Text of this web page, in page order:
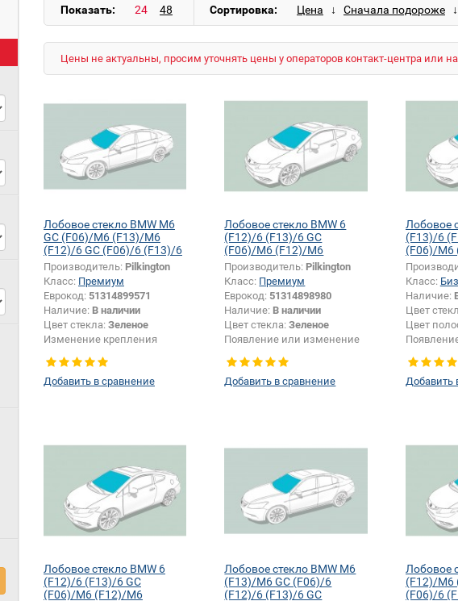
M6 (E63)
M6 (E64) M6 (F12) M6 (F13) M6 GC (F06) X1
X5 (E70)
X5 (F15) X5 M (E70) X6 (E71) X6 (F16) X6 M
Показать: Сортировка:
Цены не актуальны, просим уточнять цены у операторов контакт-центра или на
Лобовое стекло BMW M6
GC (F06)/M6 (F13)/M6
(F12)/6 GC (F06)/6 (F13)/6
(F12)
Производитель: Pilkington
Класс: Премиум
Еврокод: 51314899571
Наличие: В наличии
Цвет стекла: Зеленое
Изменение крепления
зеркала + шелкографии +
датчика:Да
Добавить в сравнение
Лобовое стекло BMW 6
(F12)/6 (F13)/6 GC
(F06)/M6 (F12)/M6
(F13)/M6 GC (F06)
Производитель: Pilkington
Класс: Премиум
Еврокод: 51314898980
Наличие: В наличии
Цвет стекла:Зеленое
Появление или изменение
шелкографии:
Добавить в сравнение
Лобовое
(F13)/6
(F06)/M6
GC (F06)
Класс:
Наличие:
Цвет
Цвет
Добавить
Лобовое стекло BMW 6
(F12)/6 (F13)/6 GC
(F06)/M6 (F12)/M6
Лобовое стекло BMW M6
(F13)/M6 GC (F06)/6
(F12)/6 (F13)/6 GC
Лобовое
(F12)/M6
(F06)/6